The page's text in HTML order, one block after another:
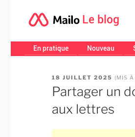
Le blog
En pratique Nouveau
PUBLIÉ
LE
18 JUILLET 2025 (MIS À
Partager un
aux lettres